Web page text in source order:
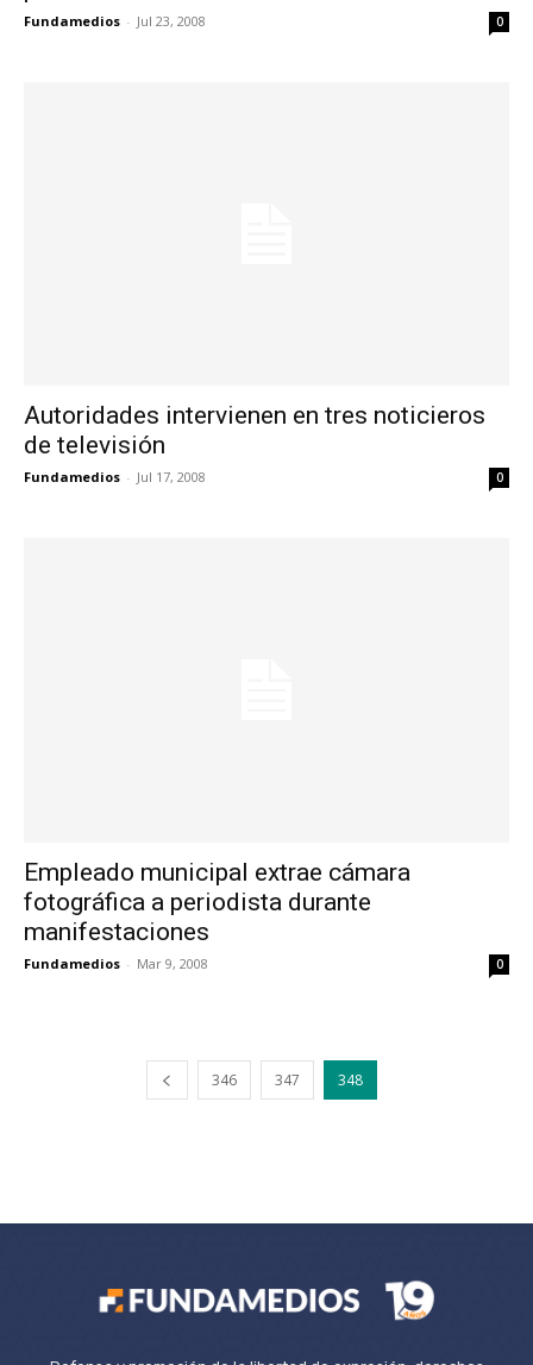
Fundamedios - Jul 23, 2008 0
Autoridades intervienen en tres noticieros
de televisión
Fundamedios - Jul 17, 2008 0
Empleado municipal extrae cámara
fotográfica a periodista durante
manifestaciones
Fundamedios - Mar 9, 2008 0
346 347 348